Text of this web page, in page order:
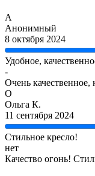
А
Анонимный
8 октября 2024
Удобное,
-
Очень качественное,
О
Ольга К.
11 сентября 2024
Стильное кресло!
нет
Качество огонь!